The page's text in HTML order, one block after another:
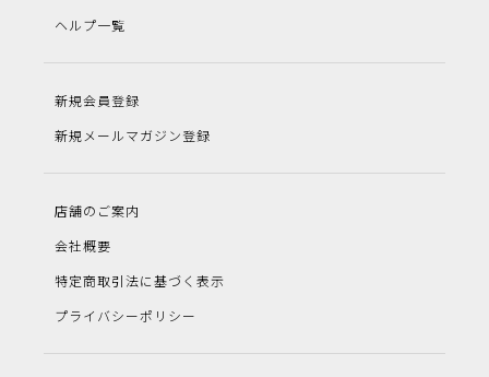
ヘルプ一覧
新規会員登録
新規メールマガジン登録
店舗のご案内
会社概要
特定商取引法に基づく表示
プライバシーポリシー